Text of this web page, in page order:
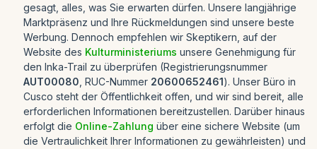
gesagt, alles, was Sie erwarten dürfen. Unsere langjährige
Marktpräsenz und Ihre Rückmeldungen sind unsere beste
Werbung. Dennoch empfehlen wir Skeptikern, auf der
Website des Kulturministeriums unsere Genehmigung für
den Inka-Trail zu überprüfen (Registrierungsnummer
AUT00080 , RUC-Nummer 20600652461). Unser Büro in
Cusco steht der Öffentlichkeit offen, und wir sind bereit, alle
erforderlichen Informationen bereitzustellen. Darüber hinaus
erfolgt die Online-Zahlung über eine sichere Website (um
die Vertraulichkeit Ihrer Informationen zu gewährleisten) und